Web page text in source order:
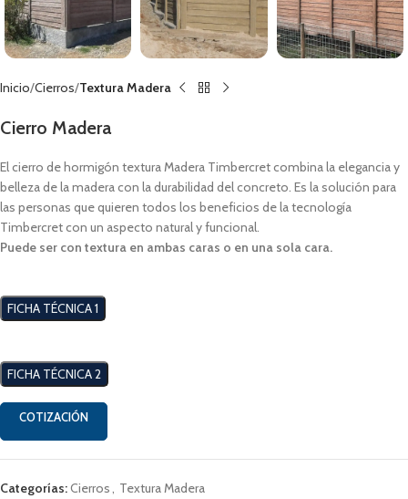
Inicio Cierros Textura Madera
Cierro Madera
El cierro de hormigón textura Madera Timbercret combina la elegancia y
belleza de la madera con la durabilidad del concreto. Es la solución para
las personas que quieren todos los beneficios de la tecnología
Timbercret con un aspecto natural y funcional.
Puede ser con textura en ambas caras o en una sola cara.
FICHA TÉCNICA 1
FICHA TÉCNICA 2
COTIZACIÓN
Categorías:Cierros, Textura Madera